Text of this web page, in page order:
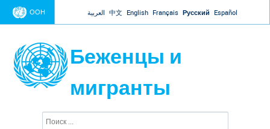
Jump to navigation
ООН العربية 中文 English Français Русский Español
Беженцы и
мигранты